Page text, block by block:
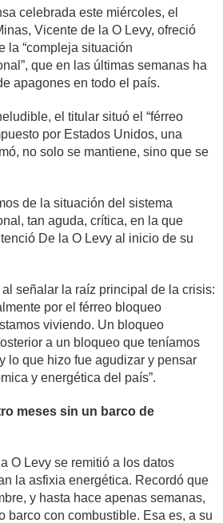
celebrada este miércoles, el
Vicente de la O Levy, ofreció
la “compleja situación
que en las últimas semanas ha
apagones en todo el país.
el titular situó el “férreo
por Estados Unidos, una
no solo se mantiene, sino que se
de la situación del sistema
tan aguda, crítica, en la que
De la O Levy al inicio de su
señalar la raíz principal de la crisis:
por el férreo bloqueo
viviendo. Un bloqueo
a un bloqueo que teníamos
lo que hizo fue agudizar y pensar
y energética del país”.
meses sin un barco de
O Levy se remitió a los datos
la asfixia energética. Recordó que
y hasta hace apenas semanas,
barco con combustible. Esa es, a su